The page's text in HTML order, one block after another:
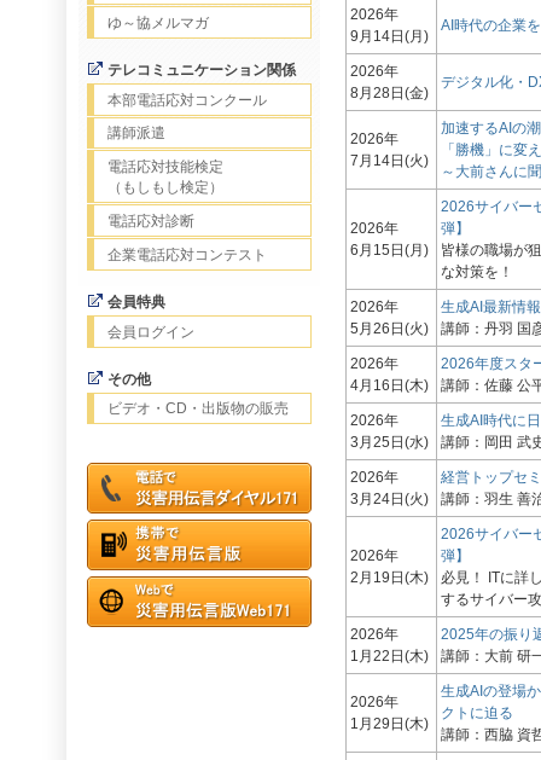
ゆ～協メルマガ
テレコミュニケーション関係
本部電話応対コンクール
講師派遣
電話応対技能検定
（もしもし検定）
電話応対診断
企業電話応対コンテスト
会員特典
会員ログイン
その他
ビデオ・CD・出版物の販売
2026年
9月14日(月)
AI時代の企業
2026年
8月28日(金)
デジタル化・
2026年
7月14日(火)
加速するAIの
「勝機」に変
～大前さんに
2026年
6月15日(月)
2026サイバー
弾】
皆様の職場が
な対策を！
2026年
5月26日(火)
生成AI最新情
講師：丹羽 国
2026年
4月16日(木)
2026年度スタ
講師：佐藤 公
2026年
3月25日(水)
生成AI時代に
講師：岡田 武
2026年
3月24日(火)
経営トップセ
講師：羽生 善
2026年
2月19日(木)
2026サイバー
弾】
必見！ ITに詳
するサイバー
2026年
1月22日(木)
2025年の振り
講師：大前 研
2026年
1月29日(木)
生成AIの登場
クトに迫る
講師：西脇 資